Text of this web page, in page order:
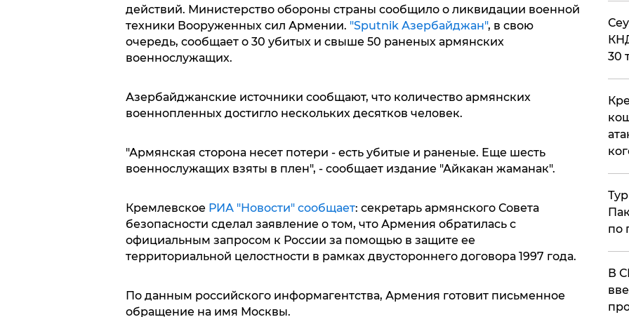
действий. Министерство обороны страны сообщило о ликвидации военной
техники Вооруженных сил Армении. "Sputnik Азербайджан", в свою
очередь, сообщает о 30 убитых и свыше 50 раненых армянских
военнослужащих.
Азербайджанские источники сообщают, что количество армянских
военнопленных достигло нескольких десятков человек.
"Армянская сторона несет потери - есть убитые и раненые. Еще шесть
военнослужащих взяты в плен", - сообщает издание "Айкакан жаманак".
Кремлевское РИА "Новости" сообщает: секретарь армянского Совета
безопасности сделал заявление о том, что Армения обратилась с
официальным запросом к России за помощью в защите ее
территориальной целостности в рамках двустороннего договора 1997 года.
По данным российского информагентства, Армения готовит письменное
обращение на имя Москвы.
30
по
В